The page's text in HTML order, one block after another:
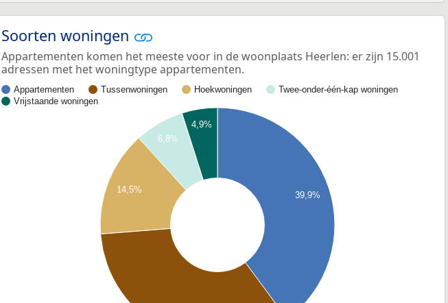
Soorten woningen
Appartementen komen het meeste voor in de woonplaats Heerlen: er zijn 15.001
adressen met het woningtype appartementen.
Appartementen Tussenwoningen Hoekwoningen
Twee-onder-één-kap woningen
Vrijstaande woningen
39,9%
4,9%
6,8%
14,5%